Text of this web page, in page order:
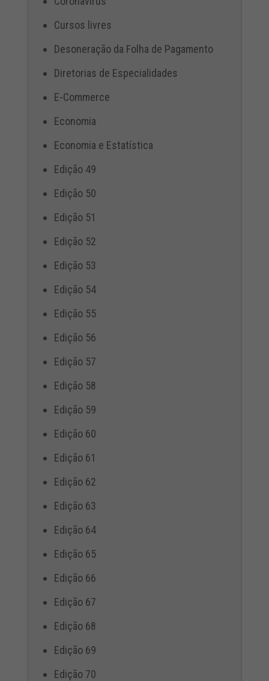
Cursos livres
Desoneração da Folha de Pagamento
Diretorias de Especialidades
E-Commerce
Economia
Economia e Estatística
Edição 49
Edição 50
Edição 51
Edição 52
Edição 53
Edição 54
Edição 55
Edição 56
Edição 57
Edição 58
Edição 59
Edição 60
Edição 61
Edição 62
Edição 63
Edição 64
Edição 65
Edição 66
Edição 67
Edição 68
Edição 69
Edição 70